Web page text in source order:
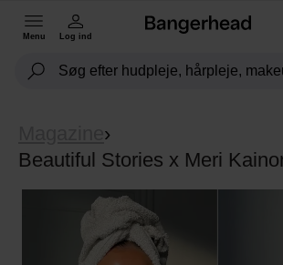
Menu Log ind
›
Beautiful Stories x Meri